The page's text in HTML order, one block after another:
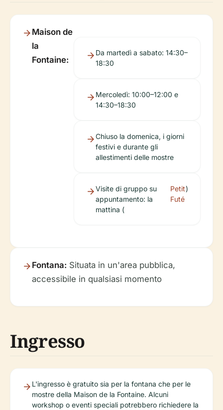
Maison de
la
Fontaine:
Da martedì a sabato: 14:30–
18:30
Mercoledì: 10:00–12:00 e
14:30–18:30
Chiuso la domenica, i giorni
festivi e durante gli
allestimenti delle mostre
Visite di gruppo su
appuntamento: la
mattina (
Petit
Futé
)
Fontana: Situata in un'area pubblica,
accessibile in qualsiasi momento
Ingresso
L'ingresso è gratuito sia per la fontana che per le
mostre della Maison de la Fontaine. Alcuni
workshop o eventi speciali potrebbero richiedere la